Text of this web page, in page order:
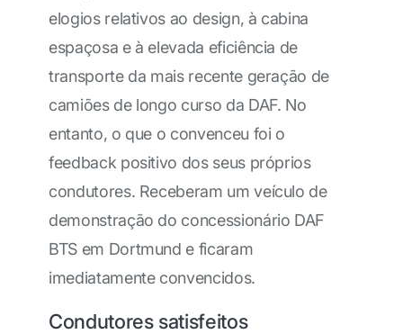
elogios relativos ao design, à cabina
espaçosa e à elevada eficiência de
transporte da mais recente geração de
camiões de longo curso da DAF. No
entanto, o que o convenceu foi o
feedback positivo dos seus próprios
condutores. Receberam um veículo de
demonstração do concessionário DAF
BTS em Dortmund e ficaram
imediatamente convencidos.
Condutores satisfeitos